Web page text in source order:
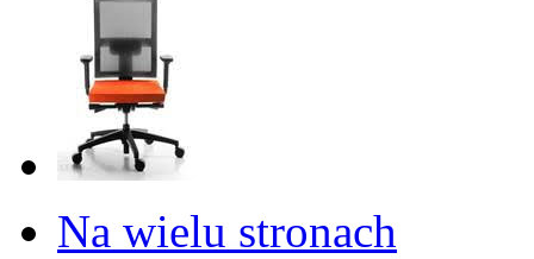
Na wielu stronach